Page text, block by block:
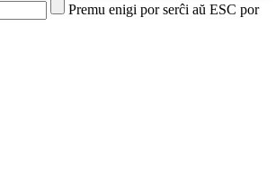
Premu enigi por serĉi aŭ ESC por